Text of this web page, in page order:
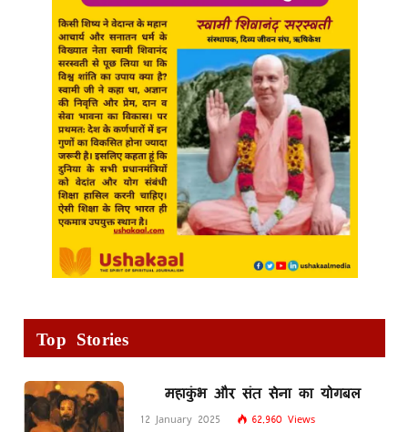
Top Stories
महाकुंभ और संत सेना का योगबल
12 January 2025 62,960 Views